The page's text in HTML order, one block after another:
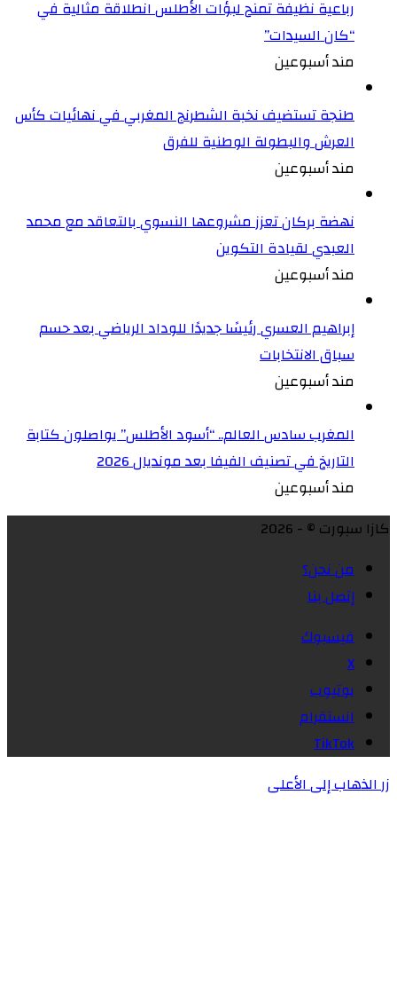
رباعية نظيفة تمنح لبؤات الأطلس انطلاقة مثالية في
“كان السيدات”
مند أسبوعين
طنجة تستضيف نخبة الشطرنج المغربي في نهائيات كأس
العرش والبطولة الوطنية للفرق
مند أسبوعين
نهضة بركان تعزز مشروعها النسوي بالتعاقد مع محمد
العبدي لقيادة التكوين
مند أسبوعين
إبراهيم العسري رئيسًا جديدًا للوداد الرياضي بعد حسم
سباق الانتخابات
مند أسبوعين
المغرب سادس العالم.. “أسود الأطلس” يواصلون كتابة
التاريخ في تصنيف الفيفا بعد مونديال 2026
مند أسبوعين
كازا سبورت © - 2026
من نحن؟
إتصل بنا
فيسبوك
X
يوتيوب
انستقرام
‫TikTok
زر الذهاب إلى الأعلى